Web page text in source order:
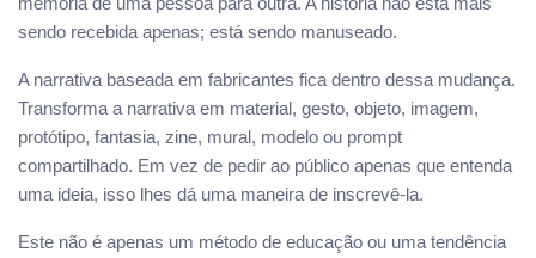
sendo recebida apenas; está sendo manuseado.
A narrativa baseada em fabricantes fica dentro dessa mudança.
Transforma a narrativa em material, gesto, objeto, imagem,
protótipo, fantasia, zine, mural, modelo ou prompt
compartilhado. Em vez de pedir ao público apenas que entenda
uma ideia, isso lhes dá uma maneira de inscrevê-la.
Este não é apenas um método de educação ou uma tendência